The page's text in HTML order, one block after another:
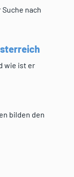
nach
wie ist er
bilden den